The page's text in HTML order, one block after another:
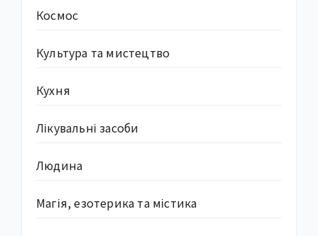
Космос
Культура та мистецтво
Кухня
Лікувальні засоби
Людина
Магія, езотерика та містика